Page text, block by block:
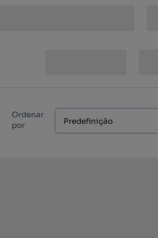
Ordenar
por
Predefinição